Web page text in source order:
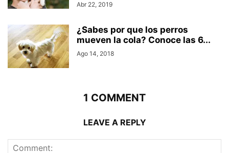
Abr 22, 2019
¿Sabes por que los perros
mueven la cola? Conoce las 6...
Ago 14, 2018
1 COMMENT
LEAVE A REPLY